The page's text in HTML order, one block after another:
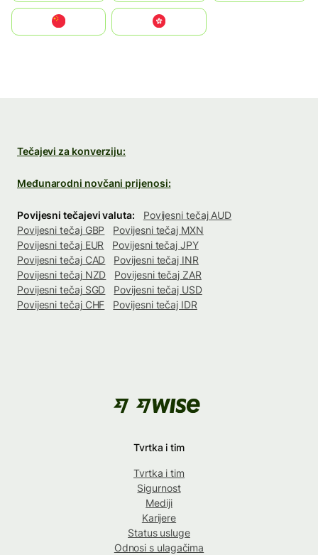
中國香港特別行政區
Tečajevi za konverziju:
Međunarodni novčani prijenosi:
Povijesni tečajevi valuta:
Povijesni tečaj AUD
Povijesni tečaj GBP
Povijesni tečaj MXN
Povijesni tečaj EUR
Povijesni tečaj JPY
Povijesni tečaj CAD
Povijesni tečaj INR
Povijesni tečaj NZD
Povijesni tečaj ZAR
Povijesni tečaj SGD
Povijesni tečaj USD
Povijesni tečaj CHF
Povijesni tečaj IDR
Tvrtka i tim
Tvrtka i tim
Sigurnost
Mediji
Karijere
Status usluge
Odnosi s ulagačima